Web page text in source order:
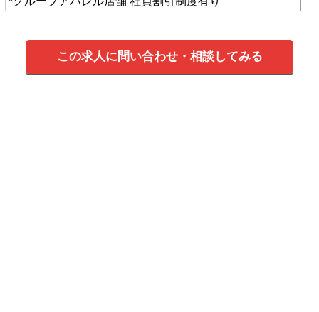
この求人に問い合わせ・相談してみる